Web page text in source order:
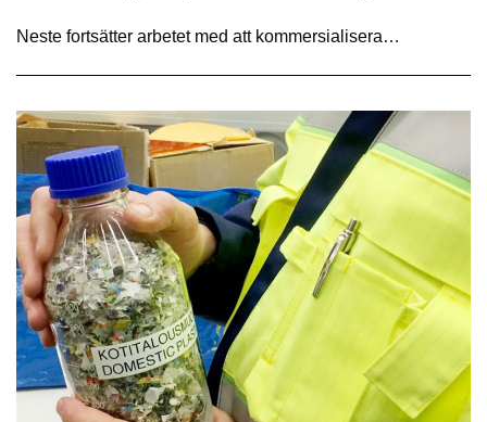
Neste fortsätter arbetet med att kommersialisera…